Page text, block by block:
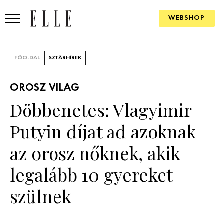
WEBSHOP
SZÉPSÉG
KULTÚRA
PSZICHÉ
ÉLETMÓD
FŐOLDAL SZTÁRHÍREK
OROSZ VILÁG
Döbbenetes: Vlagyimir
Putyin díjat ad azoknak
az orosz nőknek, akik
legalább 10 gyereket
szülnek